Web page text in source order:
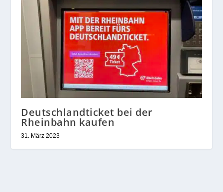
Deutschlandticket bei der
Rheinbahn kaufen
31. März 2023